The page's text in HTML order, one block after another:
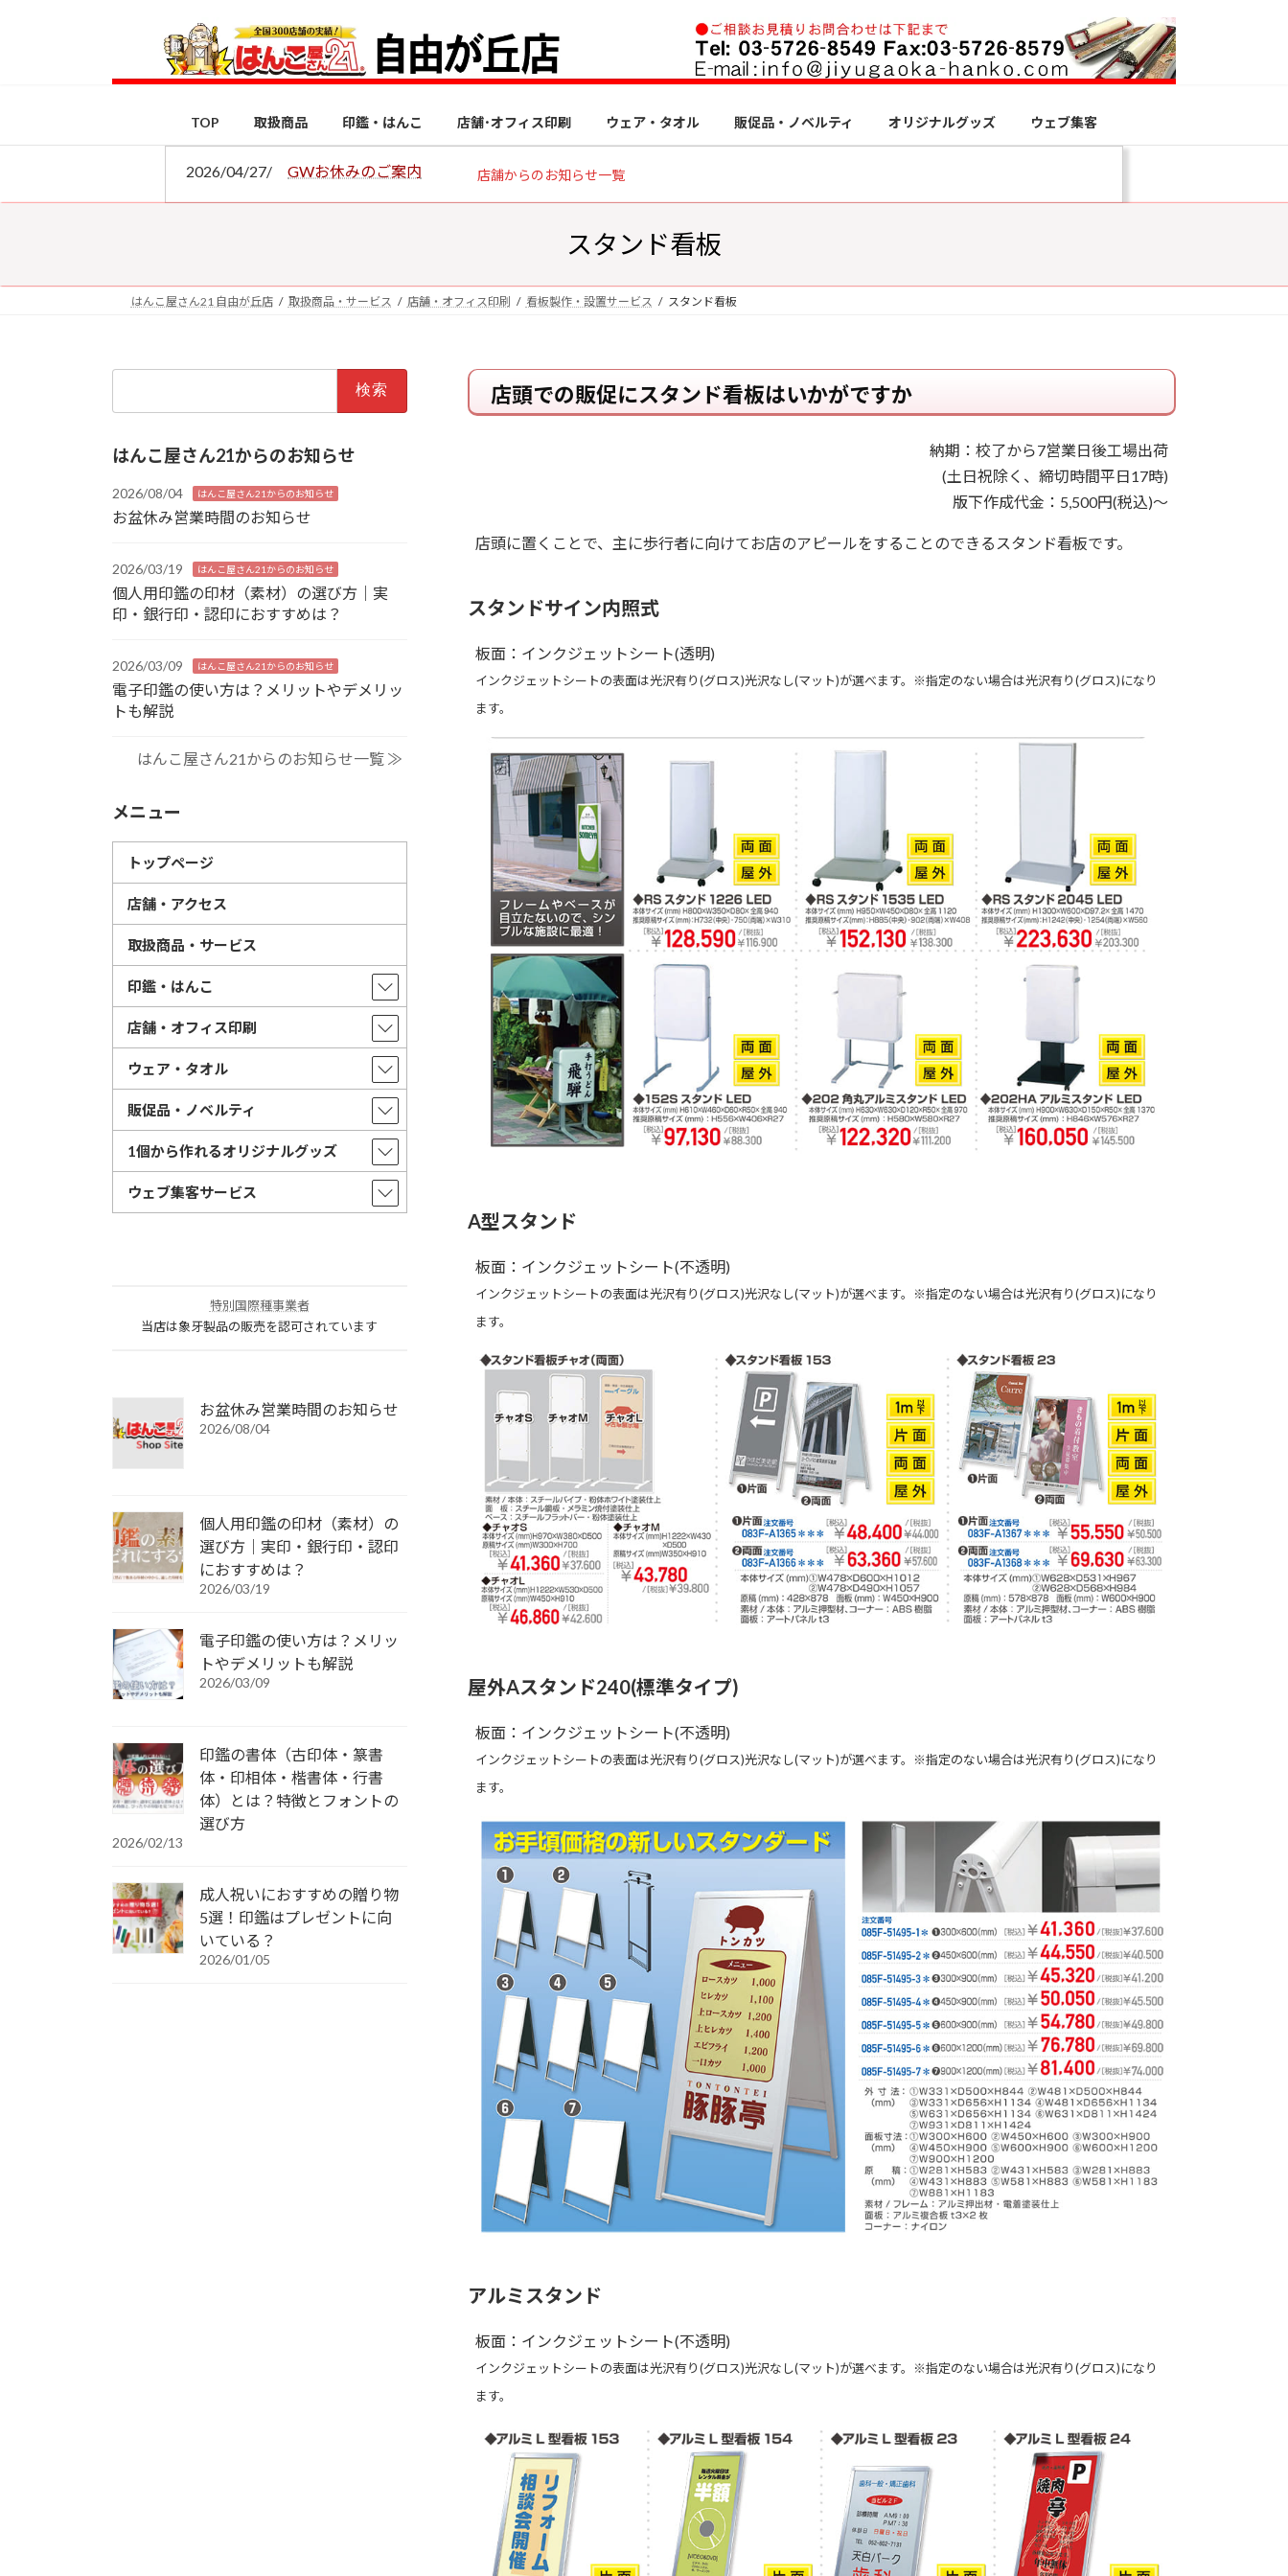
ス
ン
TOP 取扱商品 印鑑・はんこ 店舗･オフィス印刷 ウェア・タオル 販促品・ノベルティ オリジナルグッズ ウェブ集客
2026/04/27/ GWお休みのご案内 店舗からのお知らせ一覧
スタンド看板
はんこ屋さん21 自由が丘店 取扱商品・サービス 店舗・オフィス印刷 看板製作・設置サービス スタンド看板
店頭での販促にスタンド看板はいかがですか
納期：校了から7営業日後工場出荷
(土日祝除く、締切時間平日17時)
版下作成代金：5,500円(税込)～
店頭に置くことで、主に歩行者に向けてお店のアピールをすることのできるスタンド看板です。
スタンドサイン内照式
板面：インクジェットシート(透明)
インクジェットシートの表面は光沢有り(グロス)光沢なし(マット)が選べます。※指定のない場合は光沢有り(グロス)になり
ます。
A型スタンド
板面：インクジェットシート(不透明)
インクジェットシートの表面は光沢有り(グロス)光沢なし(マット)が選べます。※指定のない場合は光沢有り(グロス)になり
ます。
屋外Aスタンド240(標準タイプ)
板面：インクジェットシート(不透明)
インクジェットシートの表面は光沢有り(グロス)光沢なし(マット)が選べます。※指定のない場合は光沢有り(グロス)になり
ます。
アルミスタンド
板面：インクジェットシート(不透明)
インクジェットシートの表面は光沢有り(グロス)光沢なし(マット)が選べます。※指定のない場合は光沢有り(グロス)になり
ます。
はんこ屋さん21からのお知らせ
2026/08/04 はんこ屋さん21からのお知らせ
お盆休み営業時間のお知らせ
2026/03/19 はんこ屋さん21からのお知らせ
個人用印鑑の印材（素材）の選び方｜実
印・銀行印・認印におすすめは？
2026/03/09 はんこ屋さん21からのお知らせ
電子印鑑の使い方は？メリットやデメリッ
トも解説
はんこ屋さん21からのお知らせ一覧 ≫
メニュー
トップページ
店舗・アクセス
取扱商品・サービス
印鑑・はんこ
店舗・オフィス印刷
ウェア・タオル
販促品・ノベルティ
1個から作れるオリジナルグッズ
ウェブ集客サービス
特別国際種事業者
当店は象牙製品の販売を認可されています
お盆休み営業時間のお知らせ
2026/08/04
個人用印鑑の印材（素材）の
選び方｜実印・銀行印・認印
におすすめは？
2026/03/19
電子印鑑の使い方は？メリッ
トやデメリットも解説
2026/03/09
印鑑の書体（古印体・篆書
体・印相体・楷書体・行書
体）とは？特徴とフォントの
選び方
2026/02/13
成人祝いにおすすめの贈り物
5選！印鑑はプレゼントに向
いている？
2026/01/05